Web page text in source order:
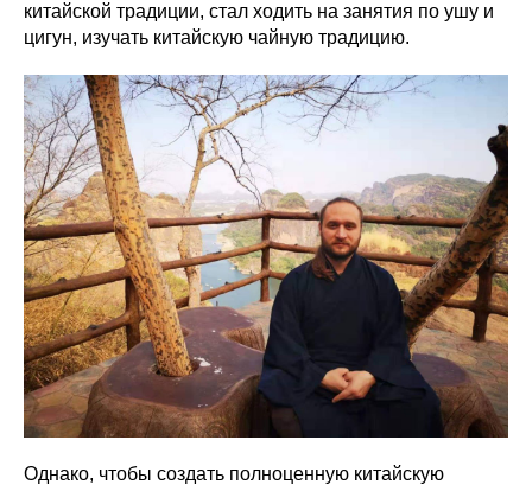
китайской традиции, стал ходить на занятия по ушу и
цигун, изучать китайскую чайную традицию.
Однако, чтобы создать полноценную китайскую